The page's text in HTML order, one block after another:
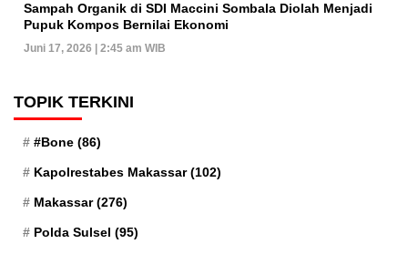
Sampah Organik di SDI Maccini Sombala Diolah Menjadi
Pupuk Kompos Bernilai Ekonomi
Juni 17, 2026 | 2:45 am WIB
TOPIK TERKINI
#Bone (86)
Kapolrestabes Makassar(102)
Makassar(276)
Polda Sulsel (95)